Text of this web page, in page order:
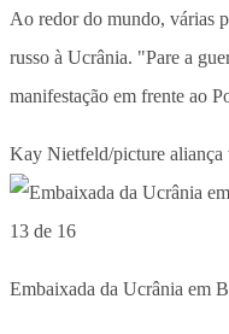
Ao redor do mundo, várias
russo à Ucrânia. "Pare a
manifestação em frente ao
Kay Nietfeld/picture aliança
13 de 16
Embaixada da Ucrânia em